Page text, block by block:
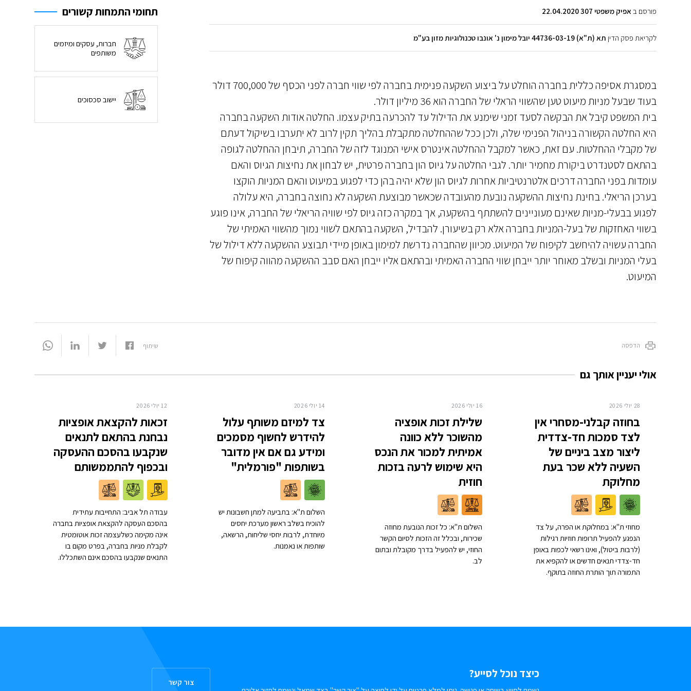
פורסם ב אפיק משפטי 307 22.04.2020
לקריאת פסק הדין תא (ת"א) 44736-03-19 יובל מימון נ' אונבו טכנולוגיות מזון בע"מ
במסגרת אסיפה כללית בחברה הוחלט על ביצוע השקעה פנימית בחברה לפי שווי חברה לפני הכסף של 700,000 דולר
בעוד שבעל מניות מיעוט טען שהשווי הראלי של החברה הוא 36 מיליון דולר.
בית המשפט קיבל את הבקשה לסעד זמני שימנע את הדילול עד להכרעה בתיק עצמו. החלטה אודות השקעה בחברה
היא החלטה הקשורה בניהול הפנימי שלה, ולכן ככל שההחלטה מתקבלת בהליך תקין לרוב לא יתערבו בשיקול דעתם
של מקבלי ההחלטות. עם זאת, כאשר למקבל ההחלטה אינטרס אישי המנוגד לזה של החברה, תיבחן ההחלטה לגופה
בהתאם לסטנדרט ביקורת מחמיר יותר. לגבי החלטה על גיוס הון בחברה פרטית, יש לבחון את נחיצות הגיוס והאם
עומדות בפני החברה דרכים אלטרנטיביות אחרות לגיוס הון שלא יהיה בהן כדי לפגוע במיעוט והאם המניות הוקצו
בערכן הריאלי. בחינת נחיצות ההשקעה נובעת מהעובדה שכאשר מבוצעת השקעה לא נחוצה בחברה, היא עלולה
לפגוע בבעלי-מניות שאינם מעוניינים להשתתף בהשקעה, אך במקרה כזה גיוס לפי שוויה הריאלי של החברה, אינו פוגע
בשווי האחזקות של בעל-המניות בחברה אלא רק בשיעורן. להבדיל, השקעה בהתאם לשווי נמוך מהשווי האמיתי של
החברה עשויה להיחשב לקיפוח של המיעוט. מכיוון שהחברה נדרשת למימון באופן מיידי תבוצע ההשקעה ללא דילול של
בעלי המניות ובשלב מאוחר יותר ייבחן שווי החברה האמיתי ובהתאם אליו ייבחן האם סבב ההשקעה מהווה קיפוח של
המיעוט.
תחומי התמחות קשורים
חברות, עסקים ומיזמים
משותפים
יישוב סכסוכים
הדפסה שיתוף
אולי יעניין אותך גם
28 יולי 2026
בחוזה קבלני-מסחרי אין
לצד סמכות חד-צדדית
ליצור מצב ביניים של
השעיה ללא שכר בעת
מחלוקת
מחוזי ת"א: במחלוקת או הפרה, על צד
הנפגע להפעיל תרופות חוזיות רגילות
(לרבות ביטול), ואינו רשאי לכפות באופן
חד-צדדי תנאים חדשים או להקפיא את
התמורה תוך הותרת החוזה בתוקף.
16 יולי 2026
שלילת זכות אופציה
מהשוכר ללא כוונה
אמיתית למכור את הנכס
היא שימוש לרעה בזכות
חוזית
השלום ת"א: כל זכות הנובעת מחוזה
שכירות, ובכלל זה הזכות לסיום הקשר
החוזי, יש להפעיל בדרך מקובלת ובתום
לב.
14 יולי 2026
צד למיזם משותף עלול
להידרש לחשוף מסמכים
ומידע גם אם אין מדובר
בשותפות "פורמלית"
השלום ת"א: בתביעה למתן חשבונות יש
להוכיח בשלב ראשון מערכת יחסים
מיוחדת, לרבות יחסי שליחות, הרשאה,
שותפות או נאמנות.
12 יולי 2026
זכאות להקצאת אופציות
נבחנת בהתאם לתנאים
שנקבעו בהסכם ההעסקה
ובכפוף להתממשותם
עבודה תל אביב: התחייבות עתידית
בהסכם העסקה להקצאת אופציות בחברה
אינה מקימה כשלעצמה זכות אוטומטית
לקבלת מניות בחברה, בפרט מקום בו
התנאים שנקבעו בהסכם אינם השתכללו.
כיצד נוכל לסייע?
צור קשר